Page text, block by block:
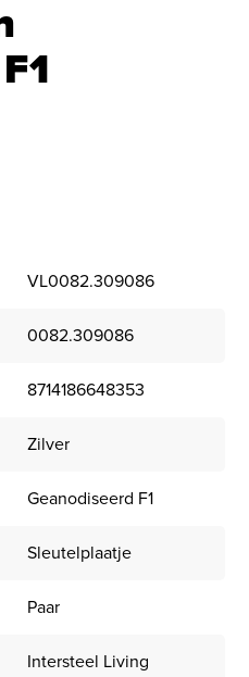
VL0082.309086
0082.309086
8714186648353
Zilver
Geanodiseerd F1
Sleutelplaatje
Paar
Intersteel Living